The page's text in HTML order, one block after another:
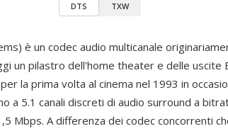
DTS TXW
è un codec audio multicanale
un pilastro dell'home theater e delle uscite
la prima volta al cinema nel 1993 in
a 5.1 canali discreti di audio surround a
Mbps. A differenza dei codec concorrenti